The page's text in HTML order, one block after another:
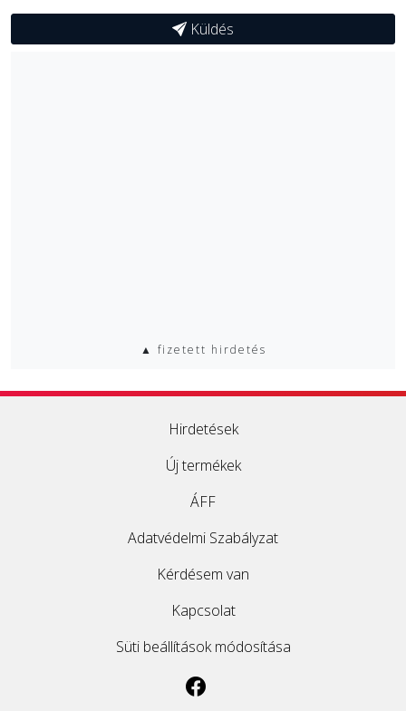
Küldés
▲ fizetett hirdetés
Hirdetések
Új termékek
ÁFF
Adatvédelmi Szabályzat
Kérdésem van
Kapcsolat
Süti beállítások módosítása